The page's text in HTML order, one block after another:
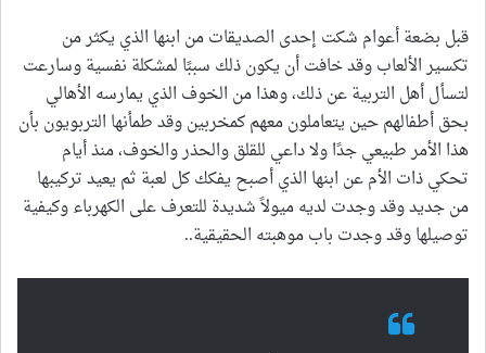
قبل بضعة أعوام شكت إحدى الصديقات من ابنها الذي يكثر من
تكسير الألعاب وقد خافت أن يكون ذلك سببًا لمشكلة نفسية وسارعت
لتسأل أهل التربية عن ذلك، وهذا من الخوف الذي يمارسه الأهالي
بحق أطفالهم حين يتعاملون معهم كمخربين وقد طمأنها التربويون بأن
هذا الأمر طبيعي جدًا ولا داعي للقلق والحذر والخوف، منذ أيام
تحكي ذات الأم عن ابنها الذي أصبح يفكك كل لعبة ثم يعيد تركيبها
من جديد وقد وجدت لديه ميولاً شديدة للتعرف على الكهرباء وكيفية
توصيلها وقد وجدت باب موهبته الحقيقية..